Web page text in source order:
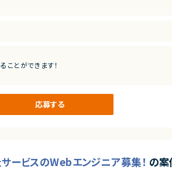
を実現しています。
、国内のみならず海外からも注目され、グローバル
社規模）
のスケールにおいても大きな成長余地を持っています
ことができます！
応募する
ービスのWebエンジニア募集！ の案